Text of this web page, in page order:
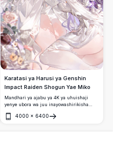
Karatasi ya Harusi ya Genshin
Impact Raiden Shogun Yae Miko
Mandhari ya ajabu ya 4K ya uhuishaji
yenye ubora wa juu inayowashirikisha
Genshin Impact wakiwa wamevalia mavazi
4000 × 6400
Fungua